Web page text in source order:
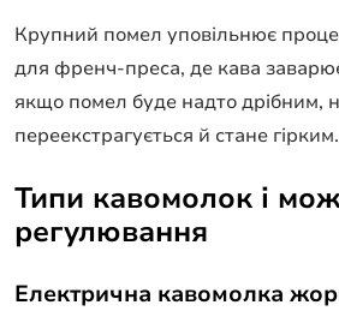
Крупний помел уповільнює
для френч-преса, де кава
якщо помел буде надто дрібним,
переекстрагується й стане гірким.
Типи кавомолок і
регулювання
Електрична кавомолка